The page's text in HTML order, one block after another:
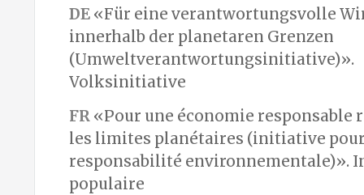
DE «Für eine verantwortungsvolle
innerhalb der planetaren Grenzen
(Umweltverantwortungsinitiative)».
Volksinitiative
FR «Pour une économie responsable
les limites planétaires (initiative
responsabilité environnementale)».
populaire